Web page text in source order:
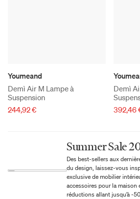
Youmeand
Demì Air M Lampe à
Suspension
244,92 €
Demì
392,46
Summer Sale
Des best-sellers aux
du design, laissez-vous
exclusive de mobilier
accessoires pour la maison
réductions allant jusqu’à -